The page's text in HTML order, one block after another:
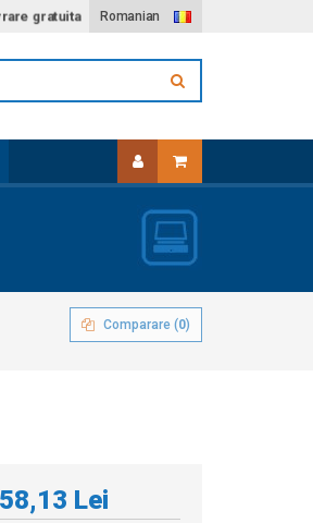
Romanian
gratuita
Comparare (0)
Lei